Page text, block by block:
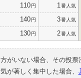
110円 1 番人気
140円 3番人気
130円 2番人気
がいない場合、その投
が著しく集中した場合、